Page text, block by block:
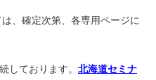
、確定次第、各専用ページに
しております。 北海道セミナ